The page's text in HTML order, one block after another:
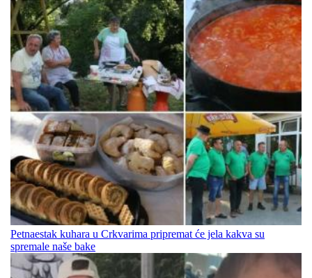
Petnaestak kuhara u Crkvarima pripremat će jela kakva su
spremale naše bake